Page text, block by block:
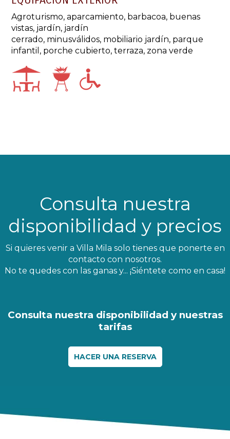
Agroturismo, aparcamiento, barbacoa, buenas
vistas, jardín, jardín
cerrado, minusválidos, mobiliario jardín, parque
infantil, porche cubierto, terraza, zona verde
Consulta nuestra
disponibilidad y precios
Si quieres venir a Villa Mila solo tienes que ponerte en
contacto con nosotros.
No te quedes con las ganas y... ¡Siéntete como en casa!
Consulta nuestra disponibilidad y nuestras
tarifas
HACER UNA RESERVA